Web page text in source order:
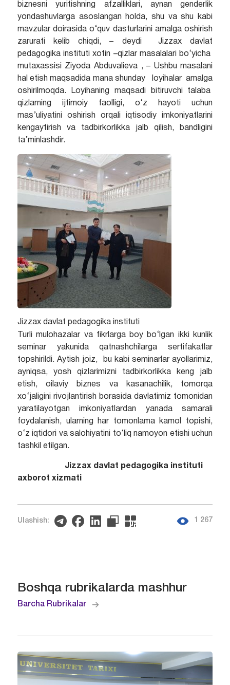
biznesni yuritishning afzalliklari, aynan genderlik
yondashuvlarga asoslangan holda, shu va shu kabi
mavzular doirasida o‘quv dasturlarini amalga oshirish
zarurati kelib chiqdi, – deydi Jizzax davlat
pedagogika instituti xotin –qizlar masalalari bo‘yicha
mutaxassisi Ziyoda Abduvalieva , – Ushbu masalani
hal etish maqsadida mana shunday loyihalar amalga
oshirilmoqda. Loyihaning maqsadi bitiruvchi talaba
qizlarning ijtimoiy faolligi, o‘z hayoti uchun
mas’uliyatini oshirish orqali iqtisodiy imkoniyatlarini
kengaytirish va tadbirkorlikka jalb qilish, bandligini
ta’minlashdir.
Jizzax davlat pedagogika instituti
Turli mulohazalar va fikrlarga boy bo‘lgan ikki kunlik
seminar yakunida qatnashchilarga sertifakatlar
topshirildi. Aytish joiz, bu kabi seminarlar ayollarimiz,
ayniqsa, yosh qizlarimizni tadbirkorlikka keng jalb
etish, oilaviy biznes va kasanachilik, tomorqa
xo‘jaligini rivojlantirish borasida davlatimiz tomonidan
yaratilayotgan imkoniyatlardan yanada samarali
foydalanish, ularning har tomonlama kamol topishi,
o‘z iqtidori va salohiyatini to‘liq namoyon etishi uchun
tashkil etilgan.
Jizzax davlat pedagogika instituti
axborot xizmati
Ulashish: 1 267
Boshqa rubrikalarda mashhur
Barcha Rubrikalar